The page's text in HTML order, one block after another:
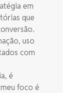
em
que
uso
com
é
foco é